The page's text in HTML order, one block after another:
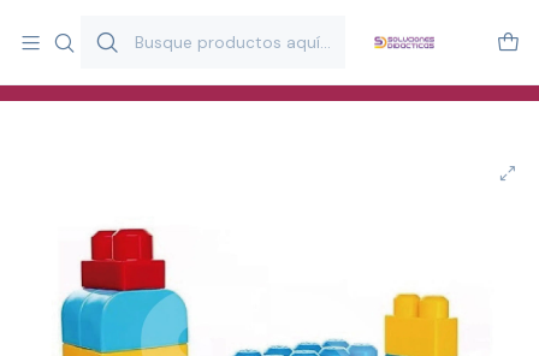
y estimulación infantil en Chile.
Especialistas en recursos educativos para aulas, terapeutas y